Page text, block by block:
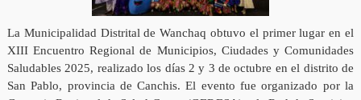
La Municipalidad Distrital de Wanchaq obtuvo el primer lugar en el
XIII Encuentro Regional de Municipios, Ciudades y Comunidades
Saludables 2025, realizado los días 2 y 3 de octubre en el distrito de
San Pablo, provincia de Canchis. El evento fue organizado por la